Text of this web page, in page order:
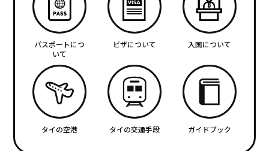
パスポートにつ
いて
ビザについて 入国について
タイの空港 タイの交通手段 ガイドブック